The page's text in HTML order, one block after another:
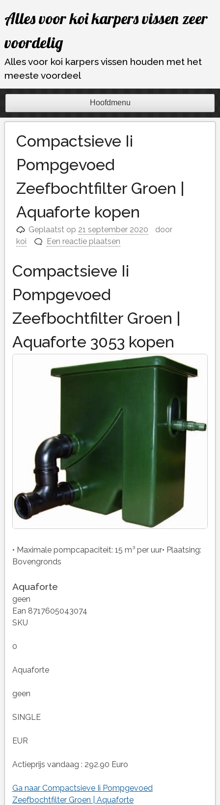
naar
inhoud
Alles voor koi karpers vissen zeer
voordelig
Alles voor koi karpers vissen houden met het
meeste voordeel
Hoofdmenu
Compactsieve Ii
Pompgevoed
Zeefbochtfilter Groen |
Aquaforte kopen
Geplaatst op 21 september 2020
door
koi
Een reactie plaatsen
Compactsieve Ii
Pompgevoed
Zeefbochtfilter Groen |
Aquaforte 3053 kopen
• Maximale pompcapaciteit: 15 m³ per uur• Plaatsing:
Bovengronds
Aquaforte
geen
Ean 8717605043074
SKU
0
Aquaforte
geen
SINGLE
EUR
Actieprijs vandaag : 292.90 Euro
Ga naar Compactsieve Ii Pompgevoed
Zeefbochtfilter Groen | Aquaforte